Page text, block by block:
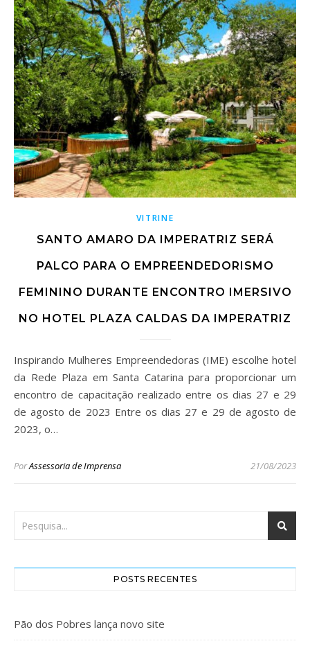
VITRINE
SANTO AMARO DA IMPERATRIZ SERÁ
PALCO PARA O EMPREENDEDORISMO
FEMININO DURANTE ENCONTRO IMERSIVO
NO HOTEL PLAZA CALDAS DA IMPERATRIZ
Inspirando Mulheres Empreendedoras (IME) escolhe hotel
da Rede Plaza em Santa Catarina para proporcionar um
encontro de capacitação realizado entre os dias 27 e 29
de agosto de 2023 Entre os dias 27 e 29 de agosto de
2023, o…
PorAssessoria de Imprensa 21/08/2023
POSTS RECENTES
Pão dos Pobres lança novo site